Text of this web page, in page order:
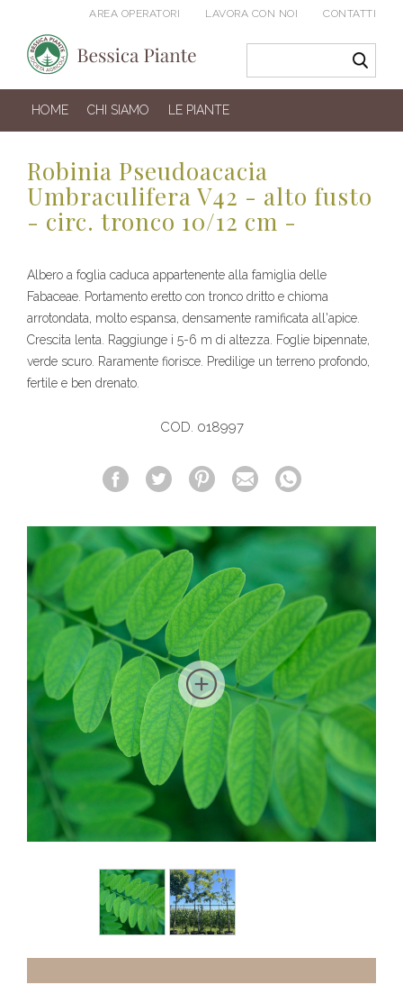
AREA OPERATORI LAVORA CON NOI CONTATTI
HOME CHI SIAMO LE PIANTE
Robinia Pseudoacacia
Umbraculifera V42 - alto fusto
- circ. tronco 10/12 cm -
Albero a foglia caduca appartenente alla famiglia delle
Fabaceae. Portamento eretto con tronco dritto e chioma
arrotondata, molto espansa, densamente ramificata all'apice.
Crescita lenta. Raggiunge i 5-6 m di altezza. Foglie bipennate,
verde scuro. Raramente fiorisce. Predilige un terreno profondo,
fertile e ben drenato.
COD. 018997